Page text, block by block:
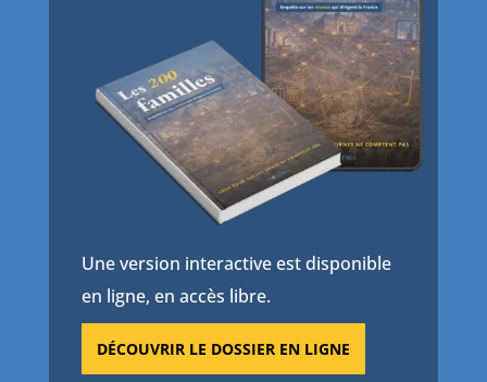
Une version interactive est disponible
en ligne, en accès libre.
DÉCOUVRIR LE DOSSIER EN LIGNE